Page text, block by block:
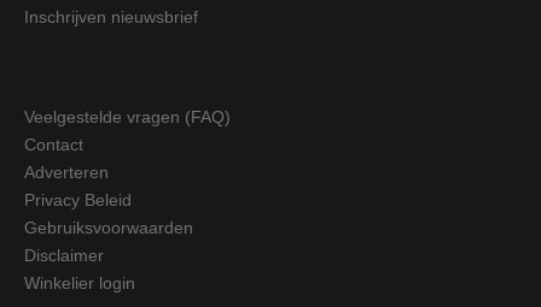
Inschrijven nieuwsbrief
Veelgestelde vragen (FAQ)
Contact
Adverteren
Privacy Beleid
Gebruiksvoorwaarden
Disclaimer
Winkelier login